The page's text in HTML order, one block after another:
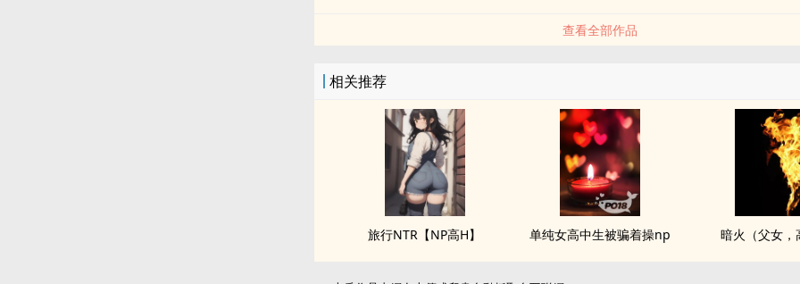
查看全部作品
相关推荐
旅行NTR【NP‌‎‌高‌‌H‌】 单纯女高中生被骗着操np 暗火（‌‎‌父‍‌女‍‎，‌‎‌